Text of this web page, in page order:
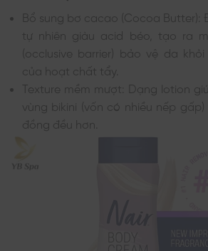
Bổ sung bơ cacao (Cocoa Butter):
tự nhiên giàu acid béo, tạo ra
(occlusive barrier) bảo vệ da
của hoạt chất tẩy.
Texture mềm mượt: Dạng lotion
vùng bikini (vốn có nhiều nếp
đồng đều hơn.